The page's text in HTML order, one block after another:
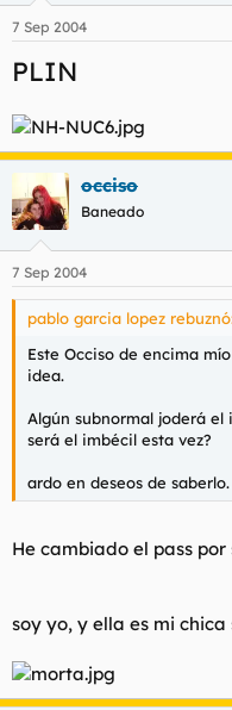
7 Sep 2004
PLIN
occiso
Baneado
7 Sep 2004
pablo garcia lopez
Este Occiso de encima
idea.
Algún subnormal joderá el
será el imbécil esta vez?
ardo en deseos de saberlo.
He cambiado el pass por
soy yo, y ella es mi chica